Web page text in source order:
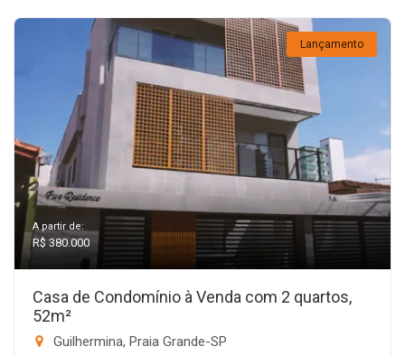
Lançamento
A partir de:
R$ 380.000
Casa de Condomínio à Venda com 2 quartos,
52m²
Guilhermina, Praia Grande-SP